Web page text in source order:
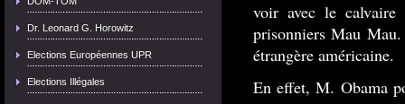
Dr. Leonard G. Horowitz
Elections Européennes UPR
Elections Illégales
voir avec le calvaire
prisonniers Mau
étrangère américaine.
En effet, M. Obama